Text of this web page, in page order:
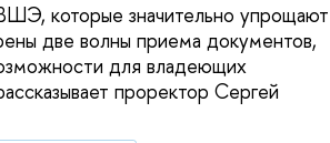
которые значительно упрощают
две волны приема документов,
для владеющих
проректор Сергей